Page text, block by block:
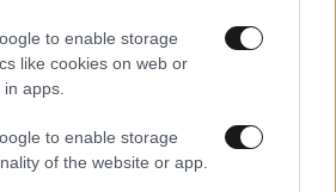
to enable storage
like cookies on web or
apps.
to enable storage
of the website or app.
έρχεται κατασκευασμένο με
Stainless
νέο Ceramic Shield γυαλί
έχει πιστοποίηση IP68,